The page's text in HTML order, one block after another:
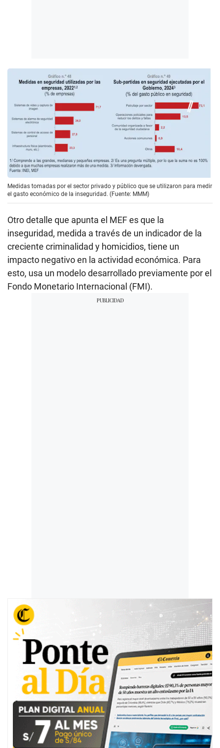
Medidas tomadas por el sector privado y público que se utilizaron para medir
el gasto económico de la inseguridad. (Fuente: MMM)
Otro detalle que apunta el MEF es que la
inseguridad, medida a través de un indicador de la
creciente criminalidad y homicidios, tiene un
impacto negativo en la actividad económica. Para
esto, usa un modelo desarrollado previamente por el
Fondo Monetario Internacional (FMI).